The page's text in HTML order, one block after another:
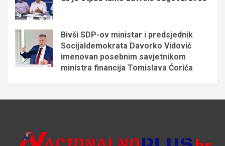
Bivši SDP-ov ministar i predsjednik
Socijaldemokrata Davorko Vidović
imenovan posebnim savjetnikom
ministra financija Tomislava Ćorića